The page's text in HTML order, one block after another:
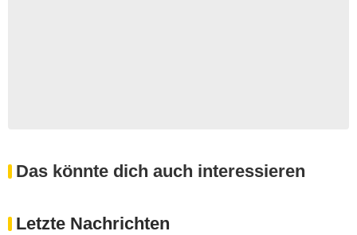
Das könnte dich auch interessieren
Letzte Nachrichten